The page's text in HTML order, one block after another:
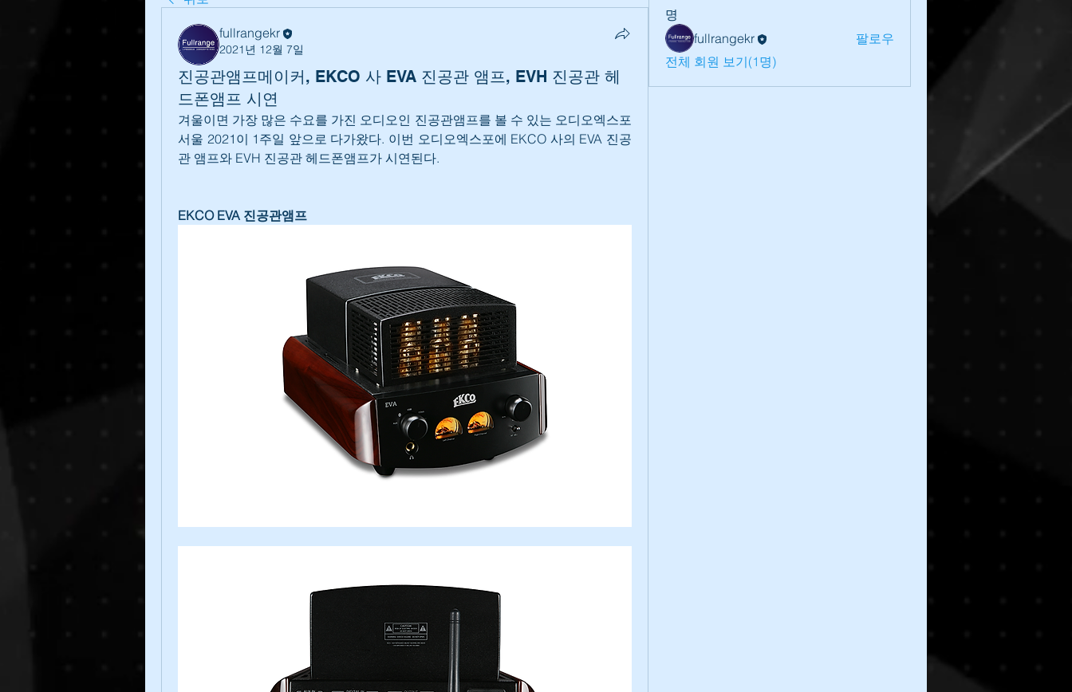
fullrangekr
2021년 12월 7일
진공관앰프메이커, EKCO 사 EVA 진공관 앰프, EVH 진공관 헤
드폰앰프 시연
겨울이면 가장 많은 수요를 가진 오디오인 진공관앰프를 볼 수 있는 오디오엑스포
서울 2021이 1주일 앞으로 다가왔다. 이번 오디오엑스포에 EKCO 사의 EVA 진공
관 앰프와 EVH 진공관 헤드폰앰프가 시연된다.
EKCO EVA 진공관앰프
명
fullrangekr
팔로우
전체 회원 보기(1명)